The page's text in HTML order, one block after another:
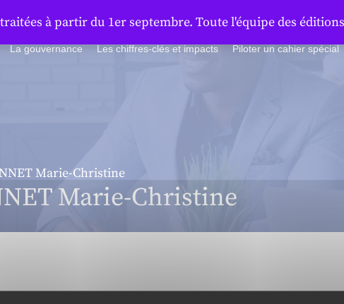
La gouvernance Les chiffres-clés et impacts Piloter un cahier spécial
Marie-Christine
Marie-Christine
à partir du 1er septembre. Toute l'équipe des